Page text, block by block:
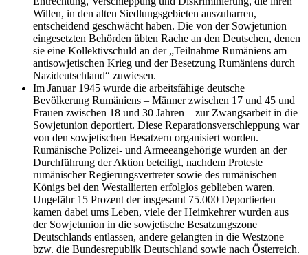
Willen, in den alten Siedlungsgebieten auszuharren,
entscheidend geschwächt haben. Die von der Sowjetunion
eingesetzten Behörden übten Rache an den Deutschen, denen
sie eine Kollektivschuld an der „Teilnahme Rumäniens am
antisowjetischen Krieg und der Besetzung Rumäniens durch
Nazideutschland“ zuwiesen.
Im Januar 1945 wurde die arbeitsfähige deutsche
Bevölkerung Rumäniens – Männer zwischen 17 und 45 und
Frauen zwischen 18 und 30 Jahren – zur Zwangsarbeit in die
Sowjetunion deportiert. Diese Reparationsverschleppung war
von den sowjetischen Besatzern organisiert worden.
Rumänische Polizei- und Armeeangehörige wurden an der
Durchführung der Aktion beteiligt, nachdem Proteste
rumänischer Regierungsvertreter sowie des rumänischen
Königs bei den Westallierten erfolglos geblieben waren.
Ungefähr 15 Prozent der insgesamt 75.000 Deportierten
kamen dabei ums Leben, viele der Heimkehrer wurden aus
der Sowjetunion in die sowjetische Besatzungszone
Deutschlands entlassen, andere gelangten in die Westzone
bzw. die Bundesrepublik Deutschland sowie nach Österreich.